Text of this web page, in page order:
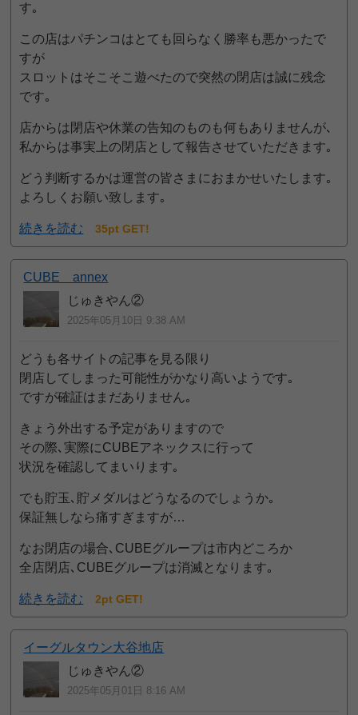
す｡
この店はパチンコはとても回らなく勝率も悪かったで
すが
スロットはそこそこ遊べたので突然の閉店は誠に残念
です｡
店からは閉店や休業の告知のものも何もありませんが､
私からは事実上の閉店として報告させていただきます｡
どう判断するかは運営の皆さまにおまかせいたします｡
よろしくお願い致します｡
続きを読む 35pt GET!
CUBE annex
じゅきやん②
2025年05月10日 9:38 AM
どうも各サイトの記事を見る限り
閉店してしまった可能性がかなり高いようです｡
ですが確証はまだありません｡
きょう外出する予定がありますので
その際､実際にCUBEアネックスに行って
状況を確認してまいります｡
でも貯玉､貯メダルはどうなるのでしょうか｡
保証無しなら痛すぎますが…
なお閉店の場合､CUBEグループは市内どころか
全店閉店､CUBEグループは消滅となります｡
続きを読む 2pt GET!
イーグルタウン大谷地店
じゅきやん②
2025年05月01日 8:16 AM